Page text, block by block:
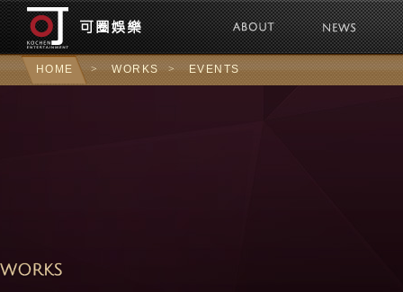
可圈娛樂
HOME > WORKS > EVENTS